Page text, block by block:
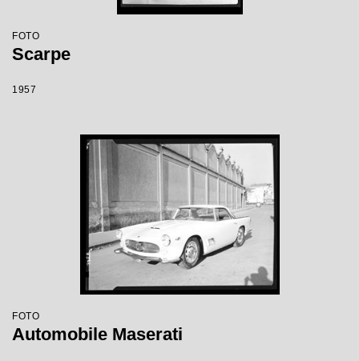
FOTO
Scarpe
1957
FOTO
Automobile Maserati